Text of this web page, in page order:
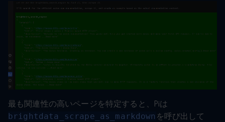
最も関連性の高いページを特定すると、Piは
brightdata_scrape_as_markdown を呼び出して